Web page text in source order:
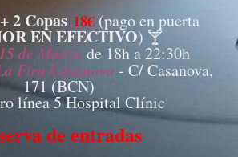
2 Copas 18€ (pago en puerta
EN EFECTIVO) 🍸
de Marzo de 18h a 22:30h
Fira Casanova - C/ Casanova,
171 (BCN)
línea 5 Hospital Clínic
de entradas